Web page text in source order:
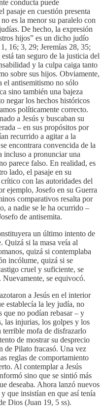
conducta puede
pasaje en cuestión presenta
es la menor su paralelo con
De hecho, la expresión
hijos” es un dicho judío
16; 3, 29; Jeremías 28, 35;
tan seguro de la justicia del
y la culpa caiga tanto
sobre sus hijos. Obviamente,
el antisemitismo no sólo
sino también una bajeza
negar los hechos históricos
políticamente correcto.
a Jesús y buscaban su
– en sus propósitos por
recurrido a agitar a la
encontrara convencida de la
incluso a pronunciar una
parece falso. En realidad, es
lado, el pasaje en su
con las autoridades del
ejemplo, Josefo en su Guerra
comparativos resalta por
a nadie se le ha ocurrido –
de antisemita.
un último intento de
Quizá si la masa veía al
quizá si contemplaba
incólume, quizá si se
cruel y suficiente, se
se equivocó.
a Jesús en el interior
establecía la ley judía, no
que no podían rebasar – y
las injurias, los golpes y los
terrible mofa de disfrazarlo
de mostrar su desprecio
de Pilato fracasó. Una vez
reglas de comportamiento
Al contemplar a Jesús
sino que se sintió más
deseaba. Ahora lanzó nuevos
que insistían en que así tenía
Dios (Juan 19, 5 ss).